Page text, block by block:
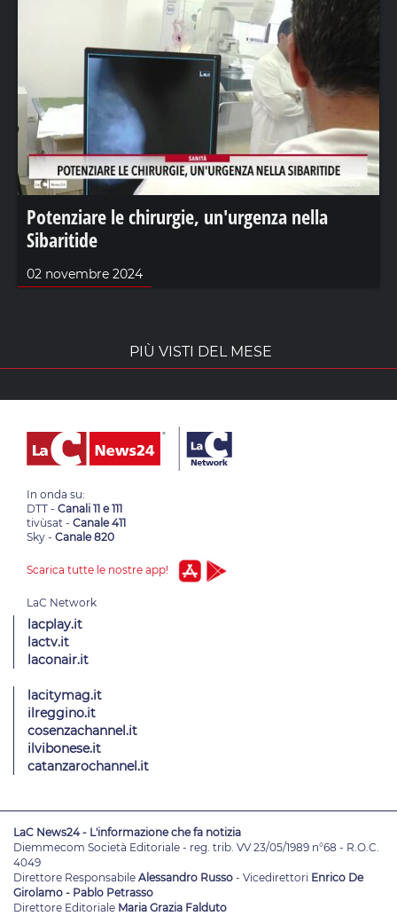
Potenziare le chirurgie, un'urgenza nella
Sibaritide
02 novembre 2024
PIÙ VISTI DEL MESE
In onda su:
DTT - Canali 11 e 111
tivùsat - Canale 411
Sky - Canale 820
Scarica tutte le nostre app!
lacplay.it
lactv.it
laconair.it
lacitymag.it
ilreggino.it
cosenzachannel.it
ilvibonese.it
catanzarochannel.it
LaC News24 - L'informazione che fa notizia
Diemmecom Società Editoriale - reg. trib. VV 23/05/1989 n°68 - R.O.C.
4049
Direttore Responsabile Alessandro Russo - Vicedirettori Enrico De
Girolamo - Pablo Petrasso
Direttore Editoriale Maria Grazia Falduto